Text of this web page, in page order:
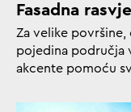
Fasadna
Za velike površine,
pojedina područja
akcente pomoću